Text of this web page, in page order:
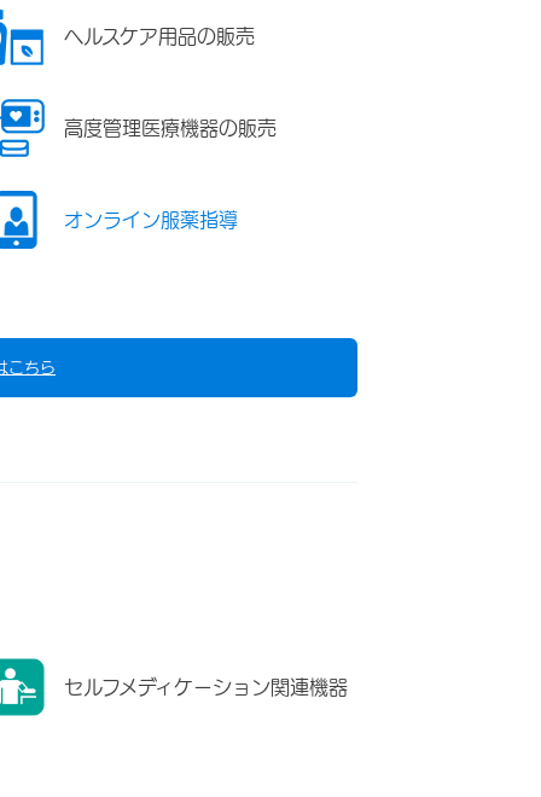
ヘルスケア用品の販売
高度管理医療機器の販売
オンライン服薬指導
こちら
セルフメディケーション関連機器